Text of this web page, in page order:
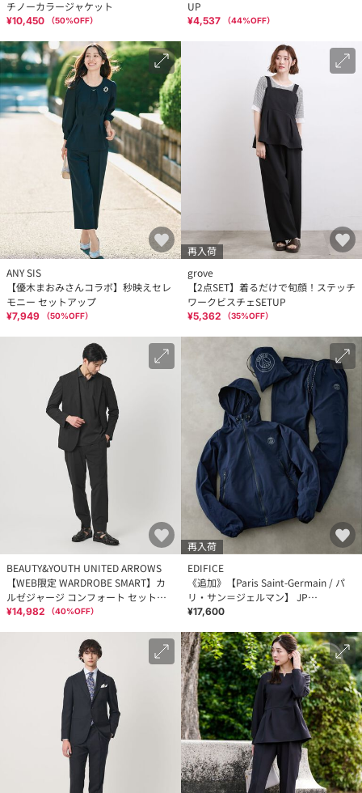
チノーカラージャケット
¥10,450 （50%OFF）
UP
¥4,537 （44%OFF）
ANY SIS
【優木まおみさんコラボ】秒映えセレ
モニー セットアップ
¥7,949 （50%OFF）
再入荷
grove
【2点SET】着るだけで旬顔！ステッチ
ワークビスチェSETUP
¥5,362 （35%OFF）
BEAUTY&YOUTH UNITED ARROWS
【WEB限定 WARDROBE SMART】カ
ルゼジャージ コンフォート セットア
ップ/ジャケット＆イージーパンツ
¥14,982 （40%OFF）
再入荷
EDIFICE
《追加》【Paris Saint-Germain / パ
リ・サン＝ジェルマン】 JP
Pocketable set up
¥17,600